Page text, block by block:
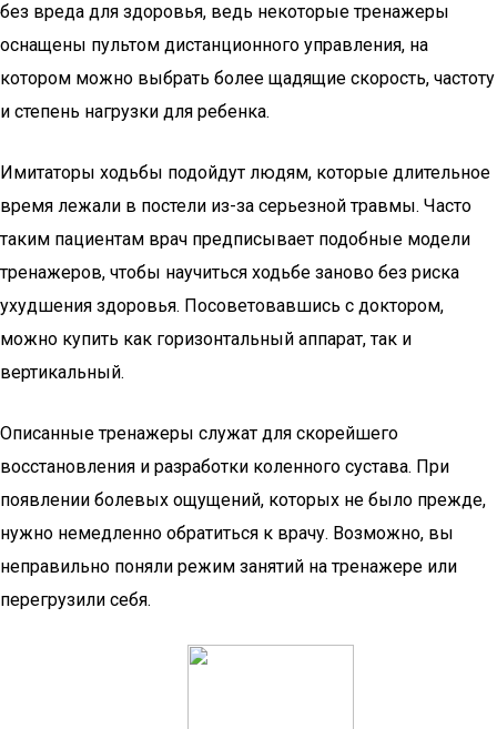
без вреда для здоровья, ведь некоторые тренажеры
оснащены пультом дистанционного управления, на
котором можно выбрать более щадящие скорость, частоту
и степень нагрузки для ребенка.
Имитаторы ходьбы подойдут людям, которые длительное
время лежали в постели из-за серьезной травмы. Часто
таким пациентам врач предписывает подобные модели
тренажеров, чтобы научиться ходьбе заново без риска
ухудшения здоровья. Посоветовавшись с доктором,
можно купить как горизонтальный аппарат, так и
вертикальный.
Описанные тренажеры служат для скорейшего
восстановления и разработки коленного сустава. При
появлении болевых ощущений, которых не было прежде,
нужно немедленно обратиться к врачу. Возможно, вы
неправильно поняли режим занятий на тренажере или
перегрузили себя.